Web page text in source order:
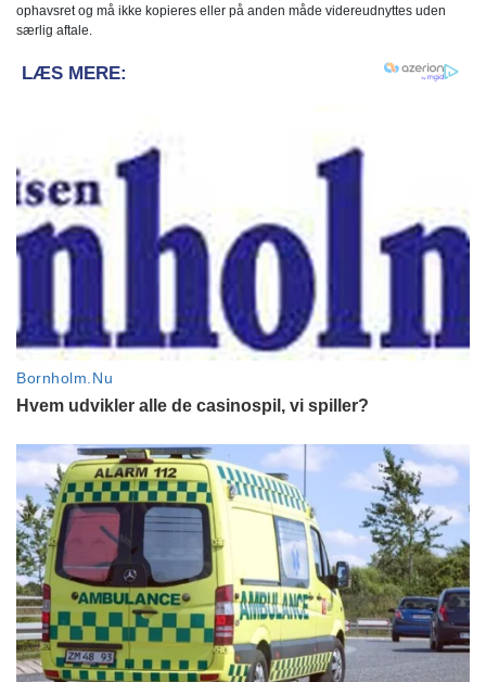
ophavsret og må ikke kopieres eller på anden måde videreudnyttes uden
særlig aftale.